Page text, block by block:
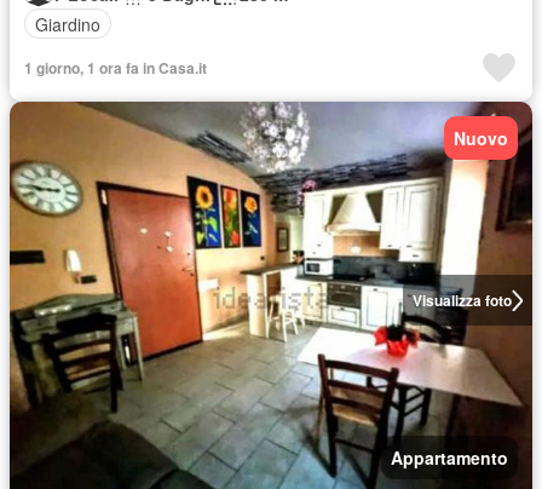
Giardino
1 giorno, 1 ora fa in Casa.it
Visualizza foto
Nuovo
Appartamento